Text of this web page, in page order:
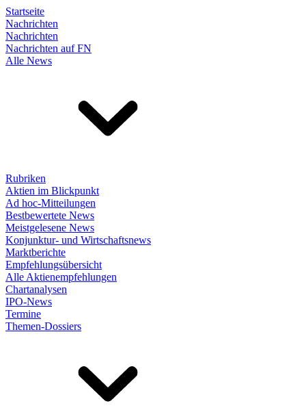
Startseite
Nachrichten
Nachrichten
Nachrichten auf FN
Alle News
Rubriken
Aktien im Blickpunkt
Ad hoc-Mitteilungen
Bestbewertete News
Meistgelesene News
Konjunktur- und Wirtschaftsnews
Marktberichte
Empfehlungsübersicht
Alle Aktienempfehlungen
Chartanalysen
IPO-News
Termine
Themen-Dossiers